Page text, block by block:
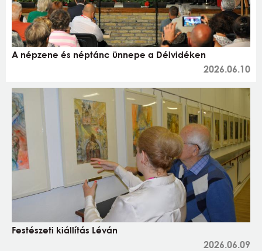
A népzene és néptánc ünnepe a Délvidéken
2026.06.10
Festészeti kiállítás Léván
2026.06.09